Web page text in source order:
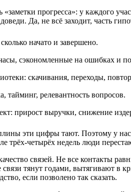
«заметки прогресса»: у каждого
Да, не всё заходит, часть
начато и завершено.
сэкономленные на ошибках и
скачивания, переходы,
тайминг, релевантность вопросов.
прирост выручки, снижение
эти цифры тают. Поэтому у
трёх‑четырёх недель люди
связей. Не все контакты
связи тянут годами, вытягивают в
если позволено так сказать.